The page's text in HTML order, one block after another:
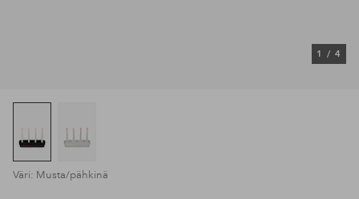
1 / 4
Väri: Musta/pähkinä